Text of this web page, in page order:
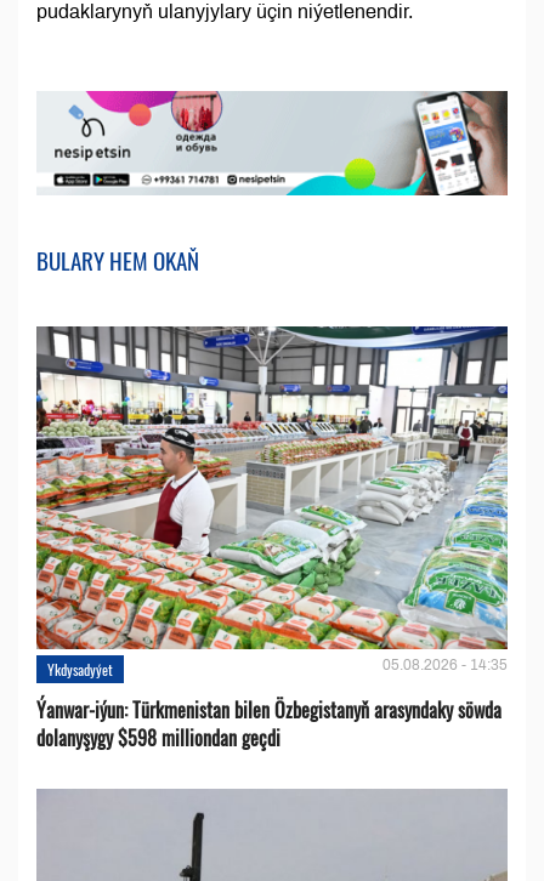
pudaklarynyň ulanyjylary üçin niýetlenendir.
BULARY HEM OKAŇ
Ykdysadyýet 05.08.2026 - 14:35
Ýanwar-iýun: Türkmenistan bilen Özbegistanyň arasyndaky söwda
dolanyşygy $598 milliondan geçdi